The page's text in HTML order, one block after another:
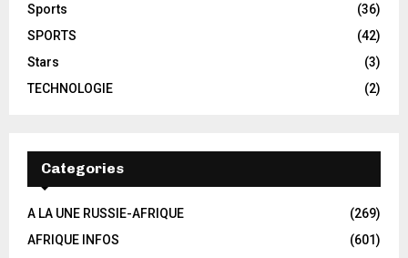
Sports
(36)
SPORTS
(42)
Stars
(3)
TECHNOLOGIE
(2)
Categories
A LA UNE RUSSIE-AFRIQUE
(269)
AFRIQUE INFOS
(601)